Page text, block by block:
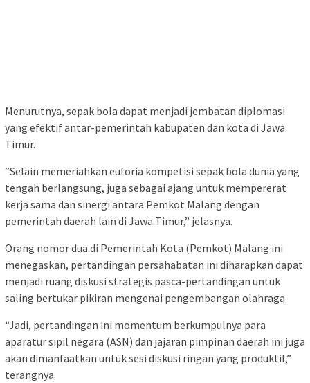
Menurutnya, sepak bola dapat menjadi jembatan diplomasi
yang efektif antar-pemerintah kabupaten dan kota di Jawa
Timur.
“Selain memeriahkan euforia kompetisi sepak bola dunia yang
tengah berlangsung, juga sebagai ajang untuk mempererat
kerja sama dan sinergi antara Pemkot Malang dengan
pemerintah daerah lain di Jawa Timur,” jelasnya.
Orang nomor dua di Pemerintah Kota (Pemkot) Malang ini
menegaskan, pertandingan persahabatan ini diharapkan dapat
menjadi ruang diskusi strategis pasca-pertandingan untuk
saling bertukar pikiran mengenai pengembangan olahraga.
“Jadi, pertandingan ini momentum berkumpulnya para
aparatur sipil negara (ASN) dan jajaran pimpinan daerah ini juga
akan dimanfaatkan untuk sesi diskusi ringan yang produktif,”
terangnya.